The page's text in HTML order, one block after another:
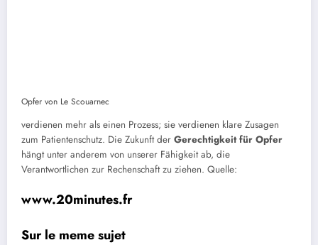
Opfer von Le Scouarnec
verdienen mehr als einen Prozess; sie verdienen klare Zusagen
zum Patientenschutz. Die Zukunft der Gerechtigkeit für Opfer
hängt unter anderem von unserer Fähigkeit ab, die
Verantwortlichen zur Rechenschaft zu ziehen. Quelle:
www.20minutes.fr
Sur le meme sujet